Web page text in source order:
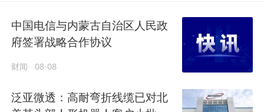
中国电信与内蒙古自治区人民政
府签署战略合作协议
财闻 08-08
泛亚微透：高耐弯折线缆已对北